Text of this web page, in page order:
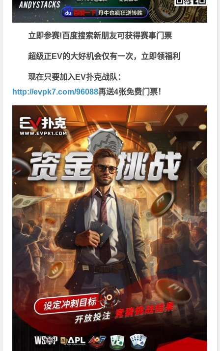
立即参赛!百度搜索新朋友可获得赛事门票
超级正EV的大好机会仅有一次，立即领福利
现在只要加入EV扑克战队：
http://evpk7.com/96088再送4张免费门票！